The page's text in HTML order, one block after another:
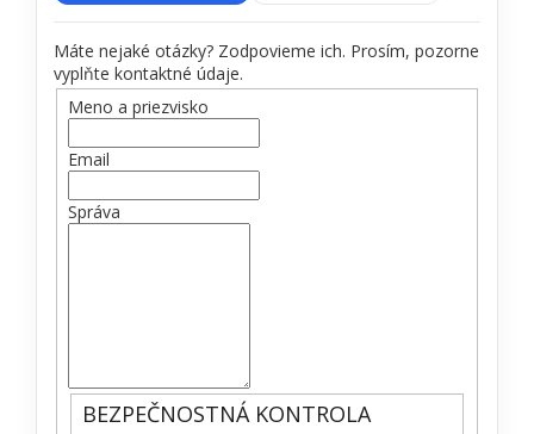
Máte nejaké otázky? Zodpovieme ich. Prosím, pozorne
vyplňte kontaktné údaje.
Meno a priezvisko
Email
Správa
BEZPEČNOSTNÁ KONTROLA